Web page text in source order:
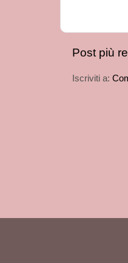
Post più
Iscriviti a: